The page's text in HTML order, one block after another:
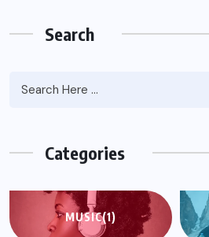
Search
Categories
MUSIC(1)